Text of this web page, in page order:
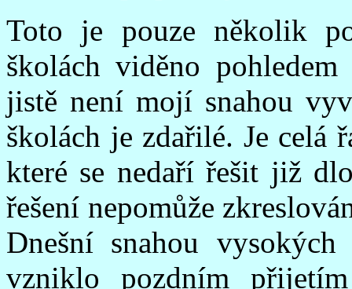
Toto je pouze několik
školách viděno
jistě není mojí snahou
školách je zdařilé. Je celá
které se nedaří řešit již
řešení nepomůže
Dnešní snahou
vzniklo pozdním